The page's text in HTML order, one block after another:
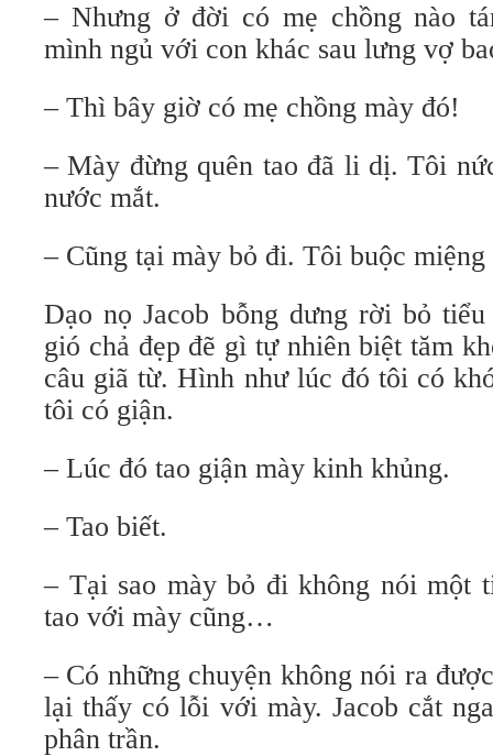
– Nhưng ở đời có mẹ chồng nào
mình ngủ với con khác sau lưng vợ
– Thì bây giờ có mẹ chồng mày đó!
– Mày đừng quên tao đã li dị. Tôi
nước mắt.
– Cũng tại mày bỏ đi. Tôi buộc miệng
Dạo nọ Jacob bỗng dưng rời bỏ
gió chả đẹp đẽ gì tự nhiên biệt tăm
câu giã từ. Hình như lúc đó tôi có
tôi có giận.
– Lúc đó tao giận mày kinh khủng.
– Tao biết.
– Tại sao mày bỏ đi không nói một
tao với mày cũng…
– Có những chuyện không nói ra
lại thấy có lỗi với mày. Jacob cắt
phân trần.